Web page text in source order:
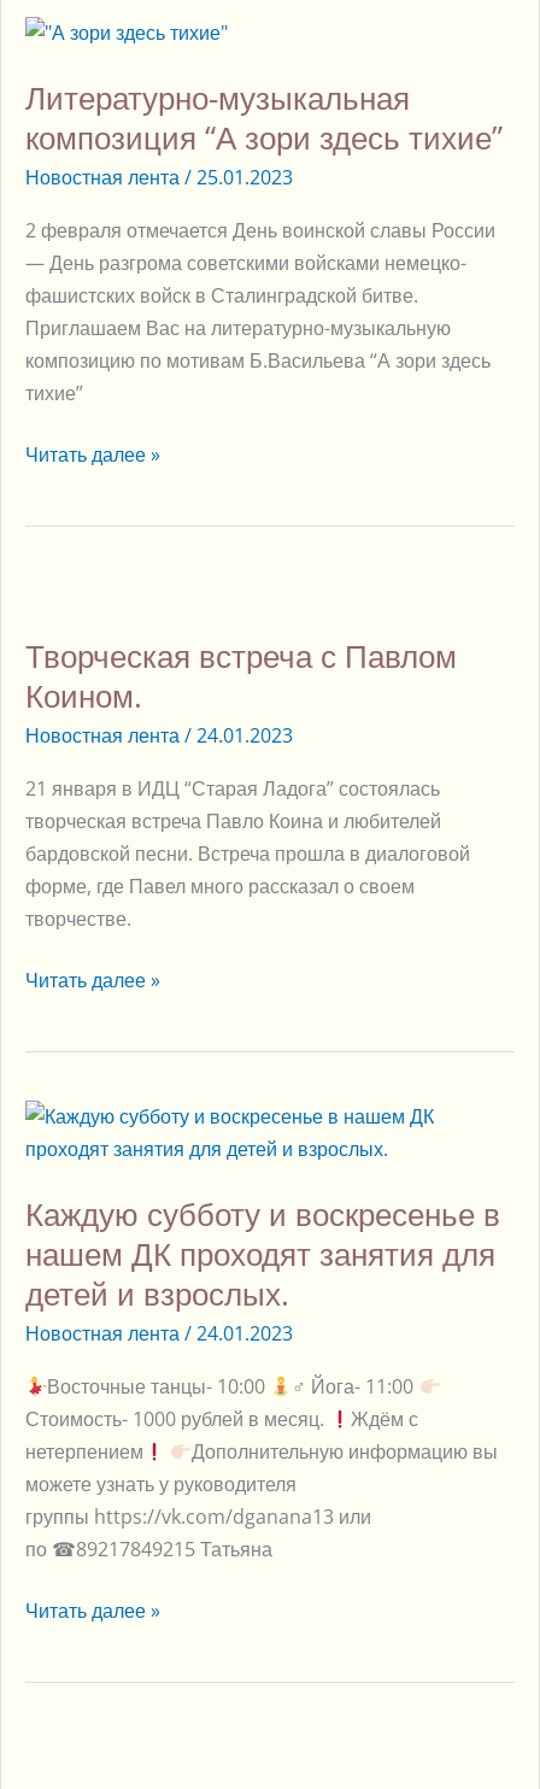
Литературно-музыкальная
композиция “А зори здесь тихие”
Новостная лента/25.01.2023
2 февраля отмечается День воинской славы России
— День разгрома советскими войсками немецко-
фашистских войск в Сталинградской битве.
Приглашаем Вас на литературно-музыкальную
композицию по мотивам Б.Васильева “А зори здесь
тихие”
Литературно-
композиция
“А
здесь
тихие”
Читать далее »
Творческая встреча с Павлом
Коином.
Новостная лента/24.01.2023
21 января в ИДЦ “Старая Ладога” состоялась
творческая встреча Павло Коина и любителей
бардовской песни. Встреча прошла в диалоговой
форме, где Павел много рассказал о своем
творчестве.
с
Павлом
Читать далее »
Каждую субботу и воскресенье в
нашем ДК проходят занятия для
детей и взрослых.
Новостная лента/24.01.2023
Восточные танцы- 10:00
‍♂ Йога- 11:00
Стоимость- 1000 рублей в месяц.
Ждём с
нетерпением
Дополнительную информацию вы
можете узнать у руководителя
группы https://vk.com/dganana13 или
по ☎89217849215 Татьяна
Каждую
субботу
воскресенье
в
ДК
проходят
занятия
для
взрослых.
Читать далее »